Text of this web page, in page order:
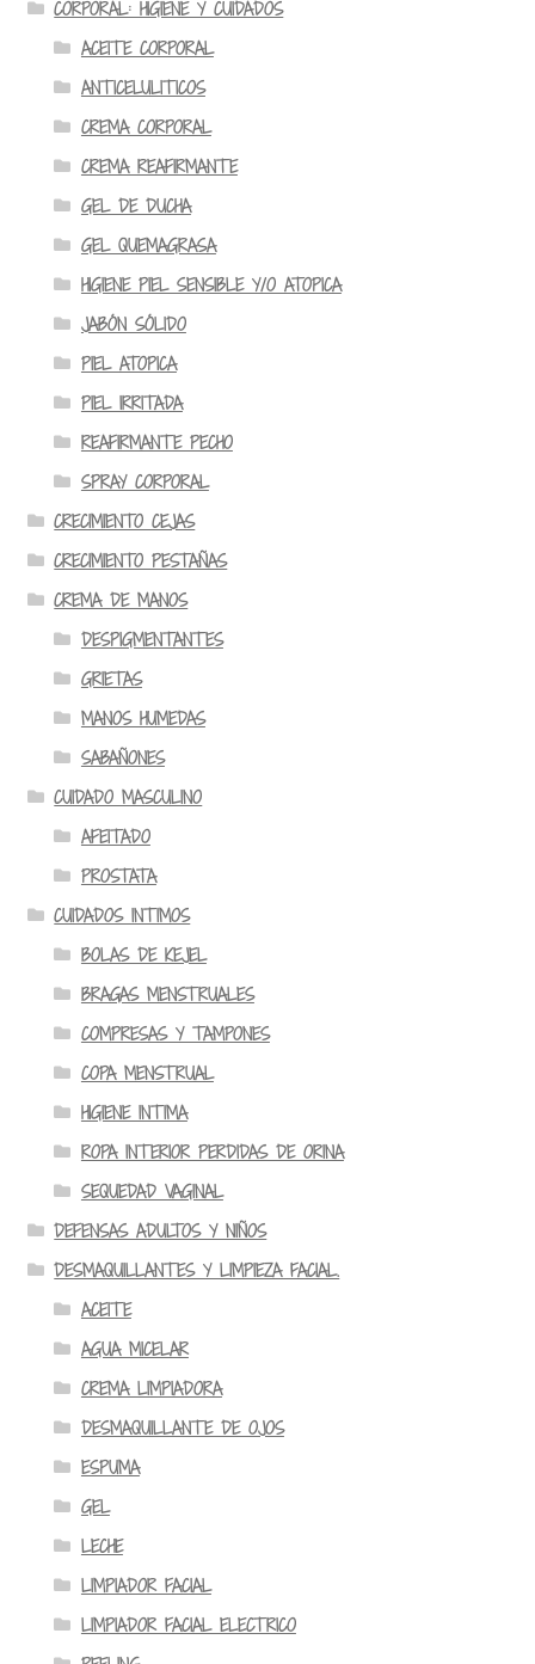
CORPORAL: HIGIENE Y CUIDADOS
ACEITE CORPORAL
ANTICELULITICOS
CREMA CORPORAL
CREMA REAFIRMANTE
GEL DE DUCHA
GEL QUEMAGRASA
HIGIENE PIEL SENSIBLE Y/O ATOPICA
JABÓN SÓLIDO
PIEL ATOPICA
PIEL IRRITADA
REAFIRMANTE PECHO
SPRAY CORPORAL
CRECIMIENTO CEJAS
CRECIMIENTO PESTAÑAS
CREMA DE MANOS
DESPIGMENTANTES
GRIETAS
MANOS HUMEDAS
SABAÑONES
CUIDADO MASCULINO
AFEITADO
PROSTATA
CUIDADOS INTIMOS
BOLAS DE KEJEL
BRAGAS MENSTRUALES
COMPRESAS Y TAMPONES
COPA MENSTRUAL
HIGIENE INTIMA
ROPA INTERIOR PERDIDAS DE ORINA
SEQUEDAD VAGINAL
DEFENSAS ADULTOS Y NIÑOS
DESMAQUILLANTES Y LIMPIEZA FACIAL.
ACEITE
AGUA MICELAR
CREMA LIMPIADORA
DESMAQUILLANTE DE OJOS
ESPUMA
GEL
LECHE
LIMPIADOR FACIAL
LIMPIADOR FACIAL ELECTRICO